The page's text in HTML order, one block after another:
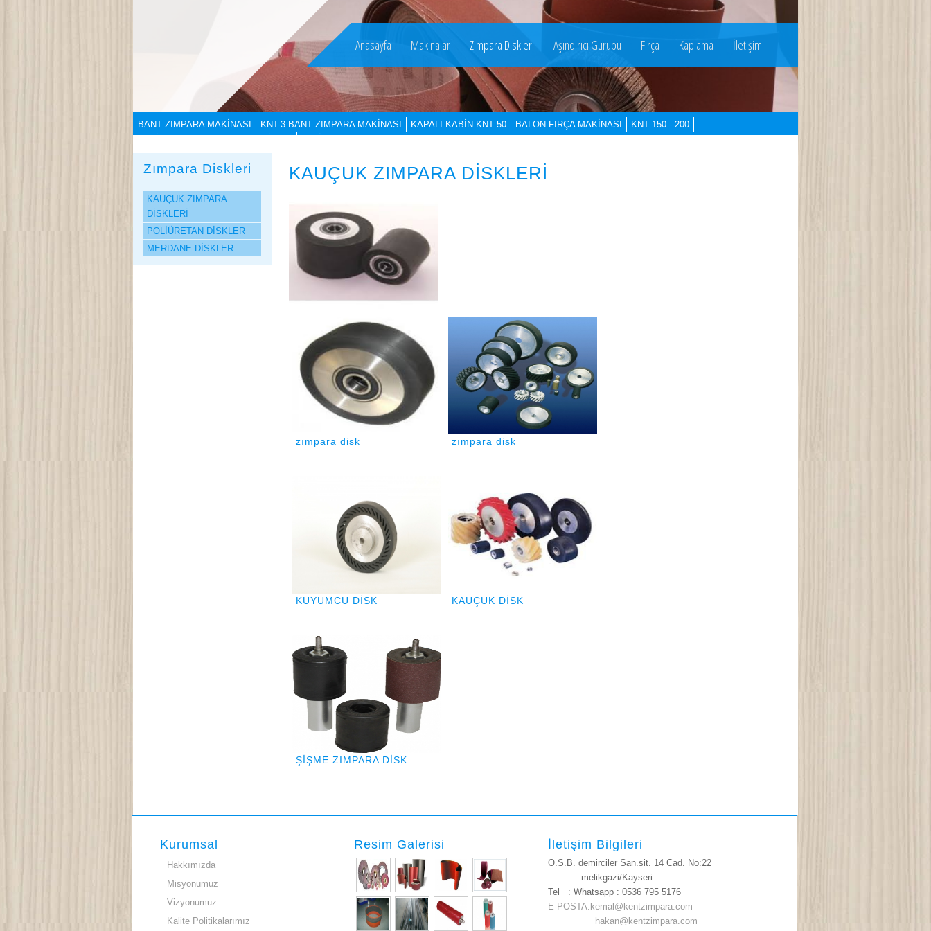
Anasayfa Makinalar Zımpara Diskleri Aşındırıcı Gurubu Fırça Kaplama İletişim
BANT ZIMPARA MAKİNASI KNT-3 BANT ZIMPARA MAKİNASI KAPALI KABİN KNT 50 BALON FIRÇA MAKİNASI
KNT 150 --200
Zımpara Diskleri
KAUÇUK ZIMPARA
DİSKLERİ
POLİÜRETAN DİSKLER
MERDANE DİSKLER
KAUÇUK ZIMPARA DİSKLERİ
zımpara disk zımpara disk
KUYUMCU DİSK KAUÇUK DİSK
ŞİŞME ZIMPARA DİSK
Kurumsal
Hakkımızda
Misyonumuz
Vizyonumuz
Kalite Politikalarımız
Resim Galerisi İletişim Bilgileri
O.S.B. demirciler San.sit. 14 Cad. No:22
melikgazi/Kayseri
Tel : Whatsapp : 0536 795 5176
E-POSTA:kemal@kentzimpara.com
hakan@kentzimpara.com